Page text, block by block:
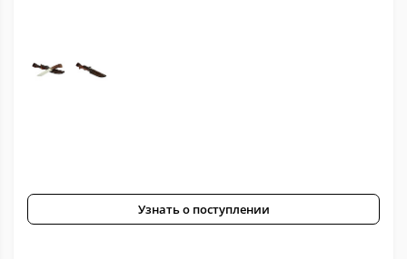
Узнать о поступлении